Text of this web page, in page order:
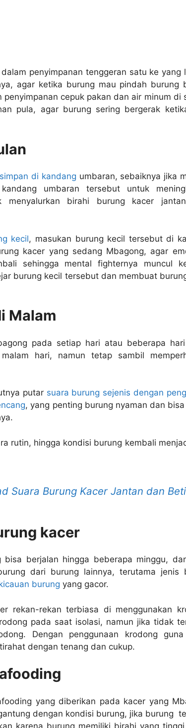
penyimpanan tenggeran satu ke yang
agar ketika burung mau pindah burung
cepuk pakan dan air minum di
pula, agar burung sering bergerak
di kandang umbaran, sebaiknya jika
umbaran tersebut untuk
menyalurkan birahi burung kacer
kecil, masukan burung kecil tersebut di
kacer yang sedang Mbagong, agar
sehingga mental fighternya muncul
burung kecil tersebut dan membuat
Malam
pada setiap hari atau beberapa
hari, namun tetap sambil
putar suara burung sejenis dengan
, yang penting burung nyaman dan
rutin, hingga kondisi burung kembali
Suara Burung Kacer Jantan dan
kacer
bisa berjalan hingga beberapa minggu,
dari burung lainnya, terutama jenis
burung yang gacor.
rekan-rekan terbiasa di menggunakan
pada saat isolasi, namun jika tidak
Dengan penggunaan krodong guna
dengan tenang dan cukup.
yang diberikan pada kacer yang
dengan kondisi burung, jika burung
karena burung memiliki birahi yang